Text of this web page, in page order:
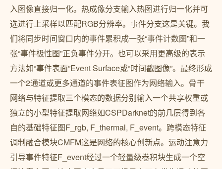
入图像直接归一化。热成像分支输入热图进行归一化并可
选进行上采样以匹配RGB分辨率。事件分支这是关键。我
们将同步时间窗口内的事件累积成一张“事件计数图”和一
张“事件极性图”正负事件分开。也可以采用更高级的表示
方法如“事件表面”Event Surface或“时间戳图像”。最终形成
一个2通道或更多通道的事件表征图作为网络输入。骨干
网络与特征提取三个模态的数据分别输入一个共享权重或
独立的小型特征提取网络如CSPDarknet的前几层得到各
自的基础特征图F_rgb, F_thermal, F_event。跨模态特征
调制融合模块CMFM这是网络的核心创新点。运动注意力
引导事件特征F_event经过一个轻量级卷积块生成一个空